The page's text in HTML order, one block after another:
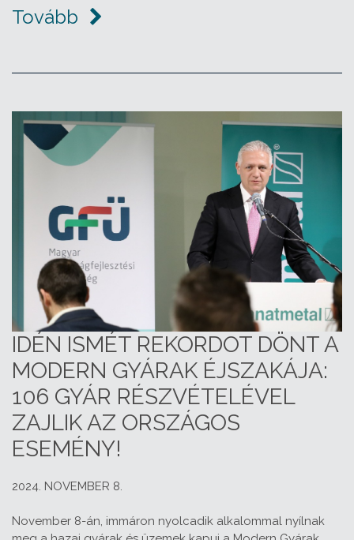
Tovább
IDÉN ISMÉT REKORDOT DÖNT A
MODERN GYÁRAK ÉJSZAKÁJA:
106 GYÁR RÉSZVÉTELÉVEL
ZAJLIK AZ ORSZÁGOS
ESEMÉNY!
2024. NOVEMBER 8.
November 8-án, immáron nyolcadik alkalommal nyílnak